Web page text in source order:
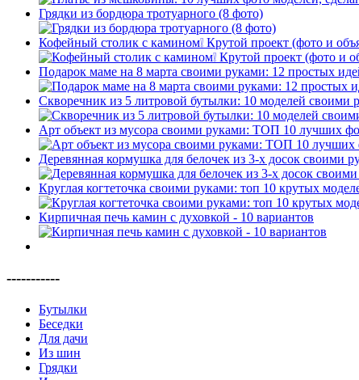
Грядки из бордюра тротуарного (8 фото)
Кофейный столик с камином❕ Крутой проект (фото и
Подарок маме на 8 марта своими руками: 12 простых
Скворечник из 5 литровой бутылки: 10 моделей своими
Арт объект из мусора своими руками: ТОП 10 лучших
Деревянная кормушка для белочек из 3-х досок своими
Круглая когтеточка своими руками: топ 10 крутых
Кирпичная печь камин с духовкой - 10 вариантов
-----------
Бутылки
Беседки
Для дачи
Из шин
Грядки